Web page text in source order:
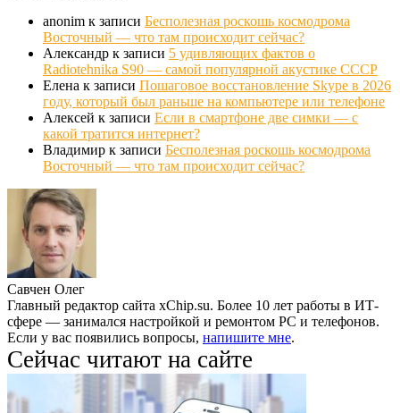
anonim к записи Бесполезная роскошь космодрома
Восточный — что там происходит сейчас?
Александр к записи 5 удивляющих фактов о
Radiotehnika S90 — самой популярной акустике СССР
Елена к записи Пошаговое восстановление Skype в 2026
году, который был раньше на компьютере или телефоне
Алексей к записи Если в смартфоне две симки — с
какой тратится интернет?
Владимир к записи Бесполезная роскошь космодрома
Восточный — что там происходит сейчас?
Савчен Олег
Главный редактор сайта xChip.su. Более 10 лет работы в ИТ-
сфере — занимался настройкой и ремонтом PC и телефонов.
Если у вас появились вопросы, напишите мне.
Сейчас читают на сайте